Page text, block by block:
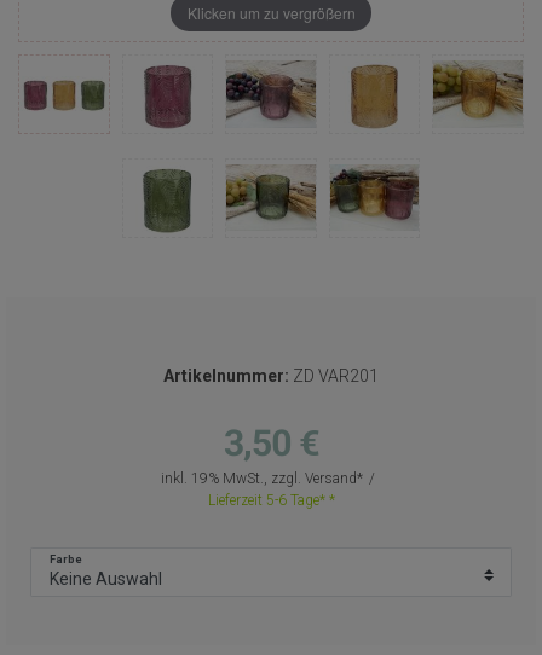
Klicken um zu vergrößern
Artikelnummer: ZD VAR201
3,50 €
inkl. 19% MwSt., zzgl. Versand
Lieferzeit 5-6 Tage*
Farbe